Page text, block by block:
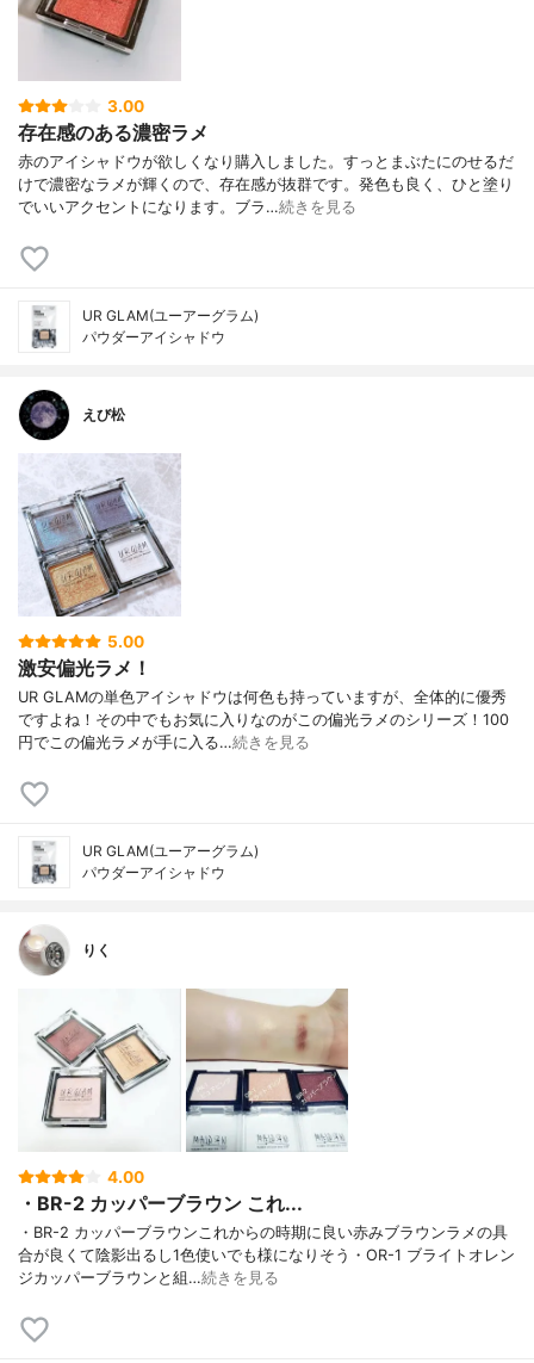
3.00
存在感のある濃密ラメ
赤のアイシャドウが欲しくなり購入しました。すっとまぶたにのせるだ
けで濃密なラメが輝くので、存在感が抜群です。発色も良く、ひと塗り
でいいアクセントになります。ブラ…続きを見る
UR GLAM(ユーアーグラム)
パウダーアイシャドウ
えび松
5.00
激安偏光ラメ！
UR GLAMの単色アイシャドウは何色も持っていますが、全体的に優秀
ですよね！その中でもお気に入りなのがこの偏光ラメのシリーズ！100
円でこの偏光ラメが手に入る…続きを見る
UR GLAM(ユーアーグラム)
パウダーアイシャドウ
りく
4.00
・BR-2 カッパーブラウン これ...
・BR-2 カッパーブラウンこれからの時期に良い赤みブラウンラメの具
合が良くて陰影出るし1色使いでも様になりそう・OR-1 ブライトオレン
ジカッパーブラウンと組…続きを見る